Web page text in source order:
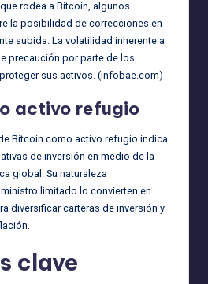
rodea a Bitcoin, algunos
la posibilidad de correcciones en
subida. La volatilidad inherente a
precaución por parte de los
sus activos. (infobae.com)
activo refugio
Bitcoin como activo refugio indica
de inversión en medio de la
global. Su naturaleza
limitado lo convierten en
diversificar carteras de inversión y
clave